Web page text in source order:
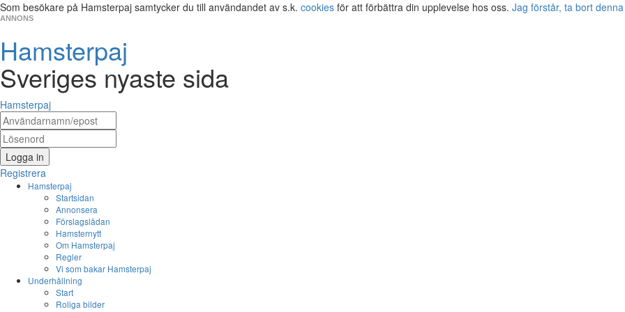
Som besökare på Hamsterpaj samtycker du till användandet av s.k. cookies för att förbättra din upplevelse hos oss. Jag förstår, ta bort
ANNONS
Hamsterpaj
Sveriges nyaste sida
Hamsterpaj
Logga in
Registrera
Hamsterpaj
Startsidan
Annonsera
Förslagslådan
Hamsternytt
Om Hamsterpaj
Regler
Vi som bakar Hamsterpaj
Underhållning
Start
Roliga bilder